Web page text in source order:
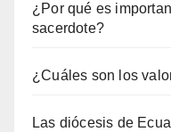
¿Por qué es
sacerdote?
¿Cuáles son los
Las diócesis de